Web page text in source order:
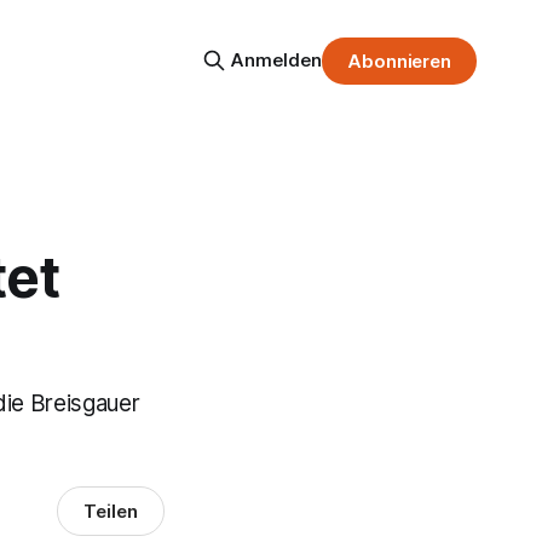
Anmelden Abonnieren
Breisgauer
Teilen